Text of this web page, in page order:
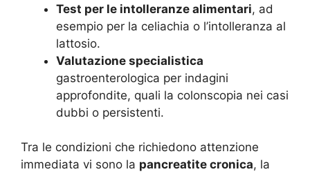
Test per le intolleranze alimentari, ad
esempio per la celiachia o l’intolleranza al
lattosio.
Valutazione specialistica
gastroenterologica per indagini
approfondite, quali la colonscopia nei casi
dubbi o persistenti.
Tra le condizioni che richiedono attenzione
immediata vi sono la pancreatite cronica, la